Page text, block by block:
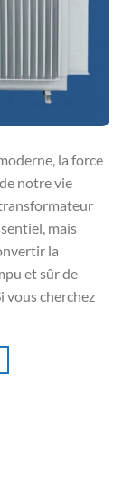
la force
notre vie
mais
la
et sûr de
vous cherchez